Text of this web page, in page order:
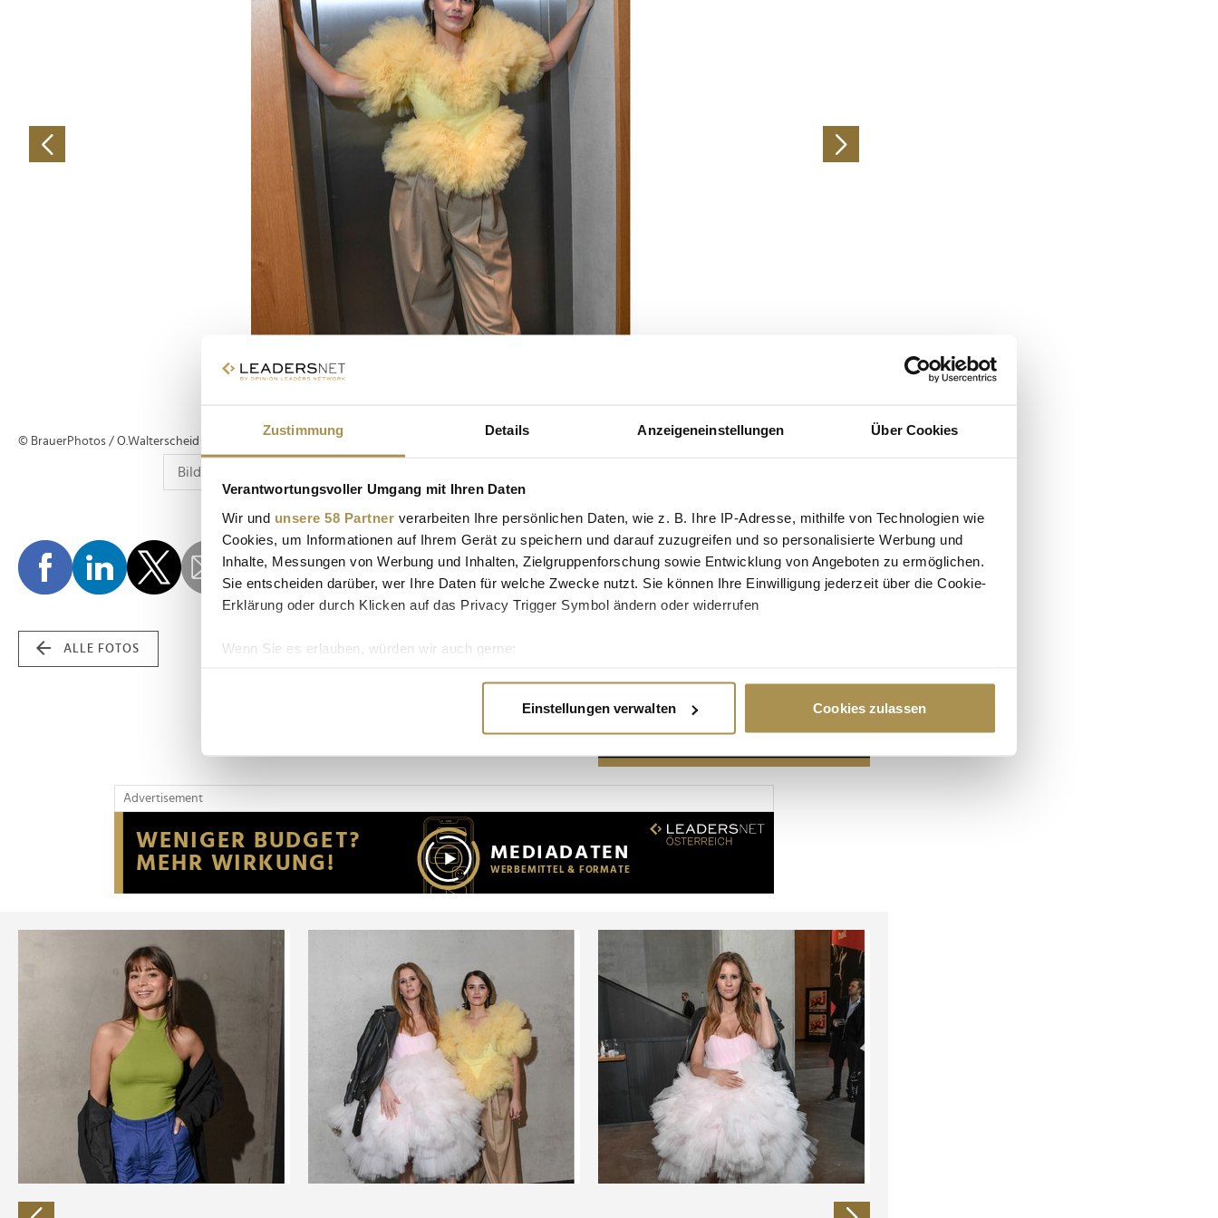
Zustimmung Details Anzeigeneinstellungen Über Cookies
Verantwortungsvoller Umgang mit Ihren Daten
Wir und unsere 58 Partner verarbeiten Ihre persönlichen Daten, wie z. B. Ihre IP-Adresse, mithilfe von Technologien wie
Cookies, um Informationen auf Ihrem Gerät zu speichern und darauf zuzugreifen und so personalisierte Werbung und
Inhalte, Messungen von Werbung und Inhalten, Zielgruppenforschung sowie Entwicklung von Angeboten zu ermöglichen.
Sie entscheiden darüber, wer Ihre Daten für welche Zwecke nutzt. Sie können Ihre Einwilligung jederzeit über die Cookie-
Erklärung oder durch Klicken auf das Privacy Trigger Symbol ändern oder widerrufen
Wenn Sie es erlauben, würden wir auch gerne:
Erfahren Sie mehr darüber, wie Ihre persönlichen Daten verarbeitet werden, und legen Sie Ihre Präferenzen im
Wir verwenden Cookies, um Inhalte und Anzeigen zu personalisieren, Funktionen für soziale Medien anbieten zu können
Website an unsere Partner für soziale Medien, Werbung und Analysen weiter. Unsere Partner führen diese Informationen
möglicherweise mit weiteren Daten zusammen, die Sie ihnen bereitgestellt haben oder die sie im Rahmen Ihrer Nutzung
der Dienste gesammelt haben.
Einstellungen verwalten Cookies zulassen
© BrauerPhotos / O.Walterscheid
ALLE FOTOS
Advertisement
Advertisement